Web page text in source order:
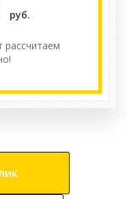
руб.
расcчитаем